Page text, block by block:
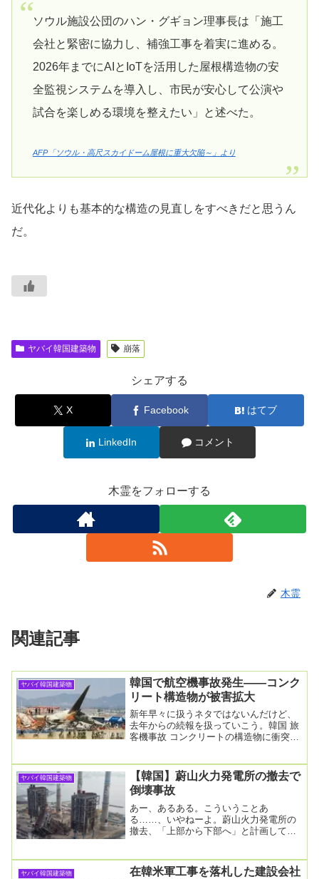
ソウル施設公団のハン・グギョン理事長は「施工
会社と緊密に協力し、補強工事を着実に進める。
2026年までにAIとIoTを活用した屋根構造物の安
全監視システムを導入し、市民が安心して公演や
試合を楽しめる環境を整えたい」と述べた。
AFP「ソウル・高尺スカイドーム屋根に重大欠陥～」より
近代化よりも基本的な構造の見直しをすべきだと思うん
だ。
ヤバイ韓国建築物 崩落
シェアする
X Facebook はてブ
LinkedIn コメント
木霊をフォローする
木霊
関連記事
ヤバイ韓国建築物
韓国で航空機事故発生――コンク
リート構造物が被害拡大
新年早々に扱うネタではないんだけど、
去年からの続報を扱っていこう。韓国 旅
客機事故 コンクリートの構造物に衝突で
ヤバイ韓国建築物
【韓国】蔚山火力発電所の撤去で
倒壊事故
あー、あるある。こういうことあ
る……、いやねーよ。蔚山火力発電所の
撤去、「上部から下部へ」と計画してい
ヤバイ韓国建築物
在韓米軍工事を落札した建設会社